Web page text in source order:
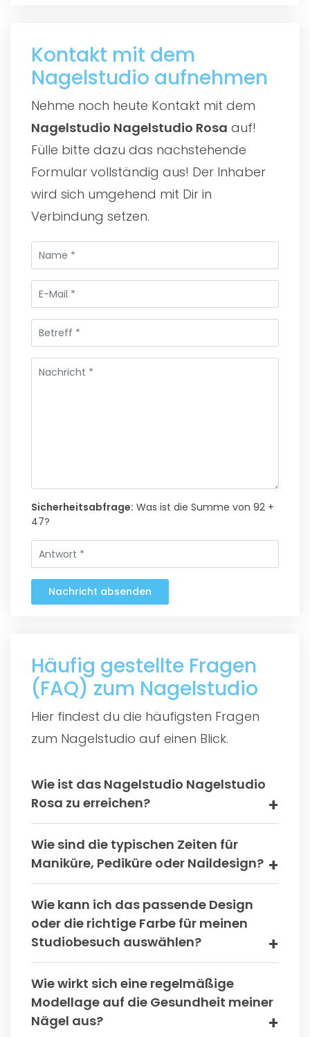
Kontakt mit dem
Nagelstudio aufnehmen
Nehme noch heute Kontakt mit dem
Nagelstudio Nagelstudio Rosa auf!
Fülle bitte dazu das nachstehende
Formular vollständig aus! Der Inhaber
wird sich umgehend mit Dir in
Verbindung setzen.
Sicherheitsabfrage: Was ist die Summe von 92 +
47?
Nachricht absenden
Häufig gestellte Fragen
(FAQ) zum Nagelstudio
Hier findest du die häufigsten Fragen
zum Nagelstudio auf einen Blick.
Wie ist das Nagelstudio Nagelstudio
Rosa zu erreichen?
Wie sind die typischen Zeiten für
Maniküre, Pediküre oder Naildesign?
Wie kann ich das passende Design
oder die richtige Farbe für meinen
Studiobesuch auswählen?
Wie wirkt sich eine regelmäßige
Modellage auf die Gesundheit meiner
Nägel aus?